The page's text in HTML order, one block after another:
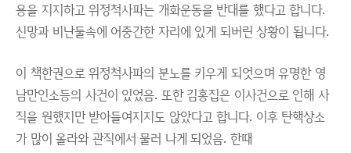
용을 지지하고 위정척사파는 개화운동을 반대를 했다고 합니다.
신망과 비난둘속에 어중간한 자리에 있게 되버린 상황이 됩니다.
이 책한권으로 위정척사파의 분노를 키우게 되엇으며 유명한 영
남만인소등의 사건이 있었음. 또한 김홍집은 이사건으로 인해 사
직을 원했지만 받아들여지지도 않았다고 합니다. 이후 탄핵상소
가 많이 올라와 관직에서 물러 나게 되었음. 한때